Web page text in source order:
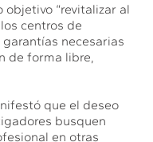
“revitalizar al
centros de
necesarias
de forma libre,
que el deseo
busquen
en otras